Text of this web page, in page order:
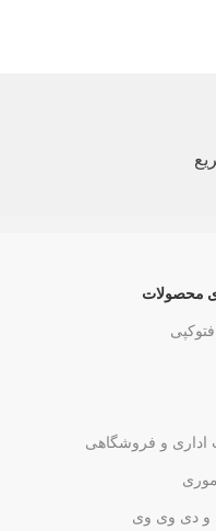
محصولات
اداری و فروشگاهی
دی وی وی